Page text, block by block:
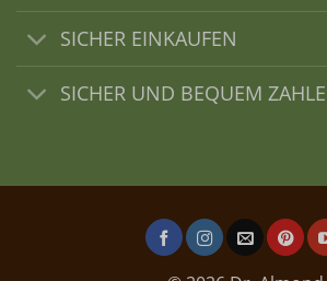
SICHER EINKAUFEN
SICHER UND BEQUEM